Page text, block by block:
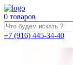
0 товаров
+7 (916) 445-34-40